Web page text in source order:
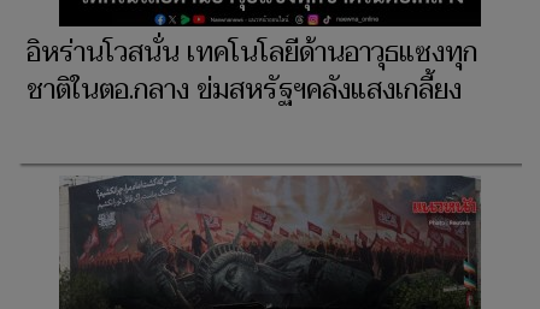
อิหร่านโวสนั่น เทคโนโลยีด้านอาวุธแซงทุก
ชาติในตอ.กลาง ข่มสหรัฐฯคลังแสงเกลี้ยง